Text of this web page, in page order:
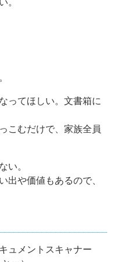
ってほしい。文書箱に
こむだけで、家族全員
い。
や価値もあるので、
ュメントスキャナー